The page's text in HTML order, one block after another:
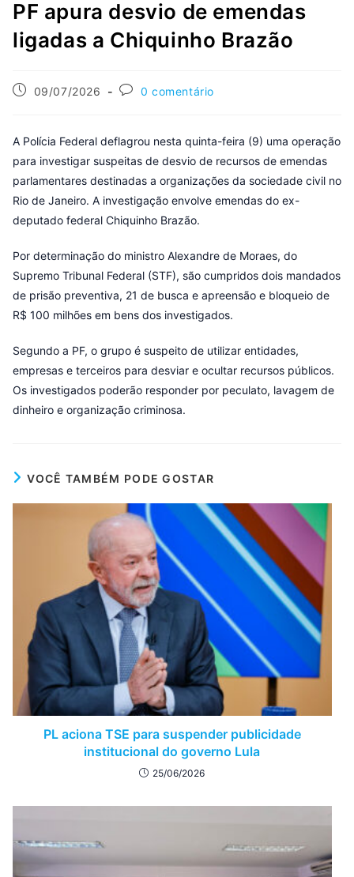
PF apura desvio de emendas
ligadas a Chiquinho Brazão
09/07/2026 0 comentário
A Polícia Federal deflagrou nesta quinta-feira (9) uma operação
para investigar suspeitas de desvio de recursos de emendas
parlamentares destinadas a organizações da sociedade civil no
Rio de Janeiro. A investigação envolve emendas do ex-
deputado federal Chiquinho Brazão.
Por determinação do ministro Alexandre de Moraes, do
Supremo Tribunal Federal (STF), são cumpridos dois mandados
de prisão preventiva, 21 de busca e apreensão e bloqueio de
R$ 100 milhões em bens dos investigados.
Segundo a PF, o grupo é suspeito de utilizar entidades,
empresas e terceiros para desviar e ocultar recursos públicos.
Os investigados poderão responder por peculato, lavagem de
dinheiro e organização criminosa.
VOCÊ TAMBÉM PODE GOSTAR
PL aciona TSE para suspender publicidade
institucional do governo Lula
25/06/2026